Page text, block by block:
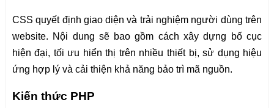
CSS quyết định giao diện và trải nghiệm người dùng trên
website. Nội dung sẽ bao gồm cách xây dựng bố cục
hiện đại, tối ưu hiển thị trên nhiều thiết bị, sử dụng hiệu
ứng hợp lý và cải thiện khả năng bảo trì mã nguồn.
Kiến thức PHP